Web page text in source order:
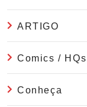
ARTIGO
Comics / HQs
Conheça